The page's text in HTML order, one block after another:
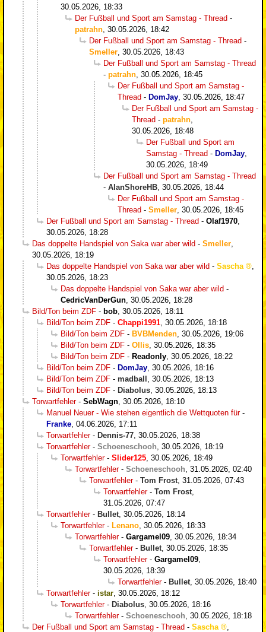
30.05.2026, 18:33
Der Fußball und Sport am Samstag - Thread -
patrahn 30.05.2026, 18:42
Der Fußball und Sport am Samstag - Thread -
Smeller 30.05.2026, 18:43
Der Fußball und Sport am Samstag - Thread
- patrahn 30.05.2026, 18:45
Der Fußball und Sport am Samstag -
Thread - DomJay 30.05.2026, 18:47
Der Fußball und Sport am Samstag -
Thread - patrahn
30.05.2026, 18:48
Der Fußball und Sport am
Samstag - Thread - DomJay
30.05.2026, 18:49
Der Fußball und Sport am Samstag - Thread
- AlanShoreHB 30.05.2026, 18:44
Der Fußball und Sport am Samstag -
Thread - Smeller 30.05.2026, 18:45
Der Fußball und Sport am Samstag - Thread - Olaf1970
30.05.2026, 18:28
Das doppelte Handspiel von Saka war aber wild - Smeller
30.05.2026, 18:19
Das doppelte Handspiel von Saka war aber wild - Sascha
30.05.2026, 18:23
Das doppelte Handspiel von Saka war aber wild -
CedricVanDerGun 30.05.2026, 18:28
Bild/Ton beim ZDF - bob 30.05.2026, 18:11
Bild/Ton beim ZDF - Chappi1991 30.05.2026, 18:18
Bild/Ton beim ZDF - BVBMenden 30.05.2026, 19:06
Bild/Ton beim ZDF - Ollis 30.05.2026, 18:35
Bild/Ton beim ZDF - Readonly 30.05.2026, 18:22
Bild/Ton beim ZDF - DomJay 30.05.2026, 18:16
Bild/Ton beim ZDF - madball
30.05.2026, 18:13
Bild/Ton beim ZDF - Diabolus 30.05.2026, 18:13
Torwartfehler- SebWagn 30.05.2026, 18:10
Manuel Neuer - Wie stehen eigentlich die Wettquoten für-
Franke 04.06.2026, 17:11
Torwartfehler- Dennis-77 30.05.2026, 18:38
Torwartfehler- Schoeneschooh 30.05.2026, 18:19
Torwartfehler- Slider125 30.05.2026, 18:49
Torwartfehler- Schoeneschooh 31.05.2026, 02:40
Torwartfehler- Tom Frost 31.05.2026, 07:43
Torwartfehler- Tom Frost
31.05.2026, 07:47
Torwartfehler- Bullet 30.05.2026, 18:14
Torwartfehler- Lenano 30.05.2026, 18:33
Torwartfehler- Gargamel09 30.05.2026, 18:34
Torwartfehler- Bullet 30.05.2026, 18:35
Torwartfehler- Gargamel09
30.05.2026, 18:39
Torwartfehler- Bullet 30.05.2026, 18:40
Torwartfehler- istar 30.05.2026, 18:12
Torwartfehler- Diabolus 30.05.2026, 18:16
Torwartfehler- Schoeneschooh 30.05.2026, 18:18
Der Fußball und Sport am Samstag - Thread - Sascha